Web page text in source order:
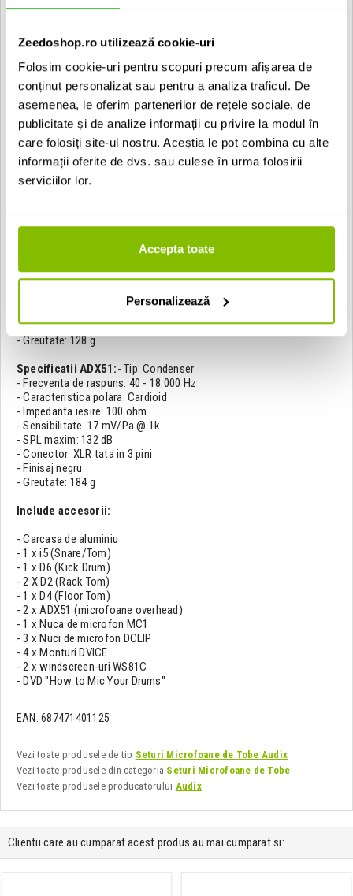
Zeedoshop.ro utilizează cookie-uri
Folosim cookie-uri pentru scopuri precum afișarea de
conținut personalizat sau pentru a analiza traficul. De
asemenea, le oferim partenerilor de rețele sociale, de
publicitate și de analize informații cu privire la modul în
care folosiți site-ul nostru. Aceștia le pot combina cu alte
informații oferite de dvs. sau culese în urma folosirii
serviciilor lor.
Accepta toate
Personalizează
- Frecventa de raspuns: 68 - 18.000 Hz
- Impedanta iesire: 280 ohm
- Sensibilitate: 1.2 mV/Pa @ 1k
- Tehnologie capsula: VLM tip B
- SPL maxim: 144 dB
- Conector: XLR tata in 3 pini
- Finisaj negru
- Greutate: 128 g
Specificatii D4:
- Frecventa de raspuns: 40 - 18.000 Hz
- Caracteristica polara: Hipercardioid
- Impedanta iesire: 280 ohm
- Sensibilitate: 1.4 mV/Pa @ 1k
- Tehnologie capsula: VLM tip D
- Finisaj negru
- Greutate: 128 g
Specificatii ADX51:- Tip: Condenser
- Frecventa de raspuns: 40 - 18.000 Hz
- Caracteristica polara: Cardioid
- Impedanta iesire: 100 ohm
- Sensibilitate: 17 mV/Pa @ 1k
- SPL maxim: 132 dB
- Conector: XLR tata in 3 pini
- Finisaj negru
- Greutate: 184 g
Include accesorii:
- Carcasa de aluminiu
- 1 x i5 (Snare/Tom)
- 1 x D6 (Kick Drum)
- 2 X D2 (Rack Tom)
- 1 x D4 (Floor Tom)
- 2 x ADX51 (microfoane overhead)
- 1 x Nuca de microfon MC1
- 3 x Nuci de microfon DCLIP
- 4 x Monturi DVICE
- 2 x windscreen-uri WS81C
- DVD "How to Mic Your Drums"
EAN: 687471401125
Vezi toate produsele de tip Seturi Microfoane de Tobe Audix
Vezi toate produsele din categoria Seturi Microfoane de Tobe
Vezi toate produsele producatorului Audix
Clientii care au cumparat acest produs au mai cumparat si: